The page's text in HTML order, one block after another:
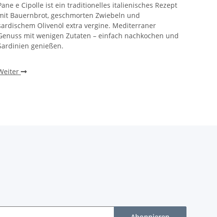
e Cipolle ist ein traditionelles italienisches Rezept
Bauernbrot, geschmorten Zwiebeln und
Olivenöl extra vergine. Mediterraner
mit wenigen Zutaten – einfach nachkochen und
genießen.